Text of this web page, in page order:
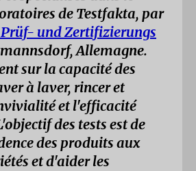
de Testfakta, par
Prüf- und Zertifizierungs
Allemagne.
sur la capacité des
à laver, rincer et
et l'efficacité
des tests est de
des produits aux
et d'aider les